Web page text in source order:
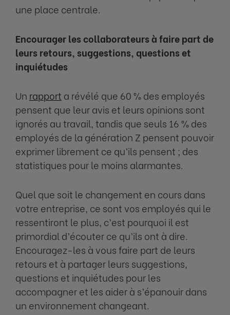
une place centrale.
Encourager les collaborateurs à faire part de
leurs retours, suggestions, questions et
inquiétudes
Un rapport a révélé que 60 % des employés
pensent que leur avis et leurs opinions sont
ignorés au travail, tandis que seuls 16 % des
employés de la génération Z pensent pouvoir
exprimer librement ce qu’ils pensent ; des
statistiques pour le moins alarmantes.
Quel que soit le changement en cours dans
votre entreprise, ce sont vos employés qui le
ressentiront le plus, c’est pourquoi il est
primordial d’écouter ce qu’ils ont à dire.
Encouragez-les à vous faire part de leurs
retours et à partager leurs suggestions,
questions et inquiétudes pour les
accompagner et les aider à s’épanouir dans
un environnement changeant.